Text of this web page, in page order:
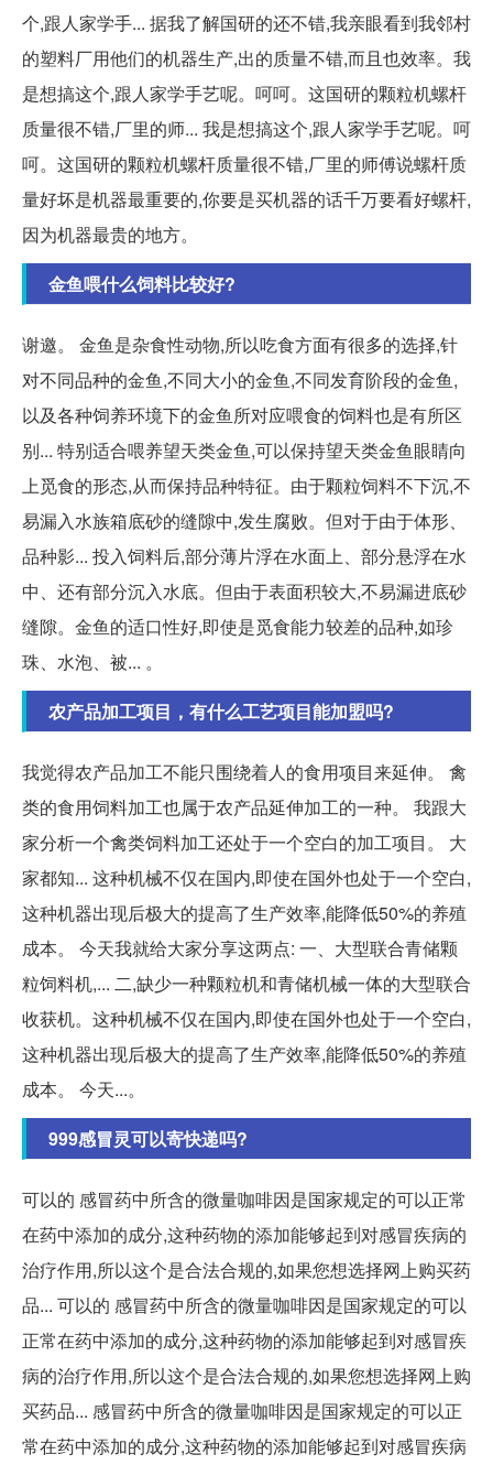
个,跟人家学手... 据我了解国研的还不错,我亲眼看到我邻村
的塑料厂用他们的机器生产,出的质量不错,而且也效率。我
是想搞这个,跟人家学手艺呢。呵呵。这国研的颗粒机螺杆
质量很不错,厂里的师... 我是想搞这个,跟人家学手艺呢。呵
呵。这国研的颗粒机螺杆质量很不错,厂里的师傅说螺杆质
量好坏是机器最重要的,你要是买机器的话千万要看好螺杆,
因为机器最贵的地方。
金鱼喂什么饲料比较好?
谢邀。 金鱼是杂食性动物,所以吃食方面有很多的选择,针
对不同品种的金鱼,不同大小的金鱼,不同发育阶段的金鱼,
以及各种饲养环境下的金鱼所对应喂食的饲料也是有所区
别... 特别适合喂养望天类金鱼,可以保持望天类金鱼眼睛向
上觅食的形态,从而保持品种特征。由于颗粒饲料不下沉,不
易漏入水族箱底砂的缝隙中,发生腐败。但对于由于体形、
品种影... 投入饲料后,部分薄片浮在水面上、部分悬浮在水
中、还有部分沉入水底。但由于表面积较大,不易漏进底砂
缝隙。金鱼的适口性好,即使是觅食能力较差的品种,如珍
珠、水泡、被... 。
农产品加工项目，有什么工艺项目能加盟吗?
我觉得农产品加工不能只围绕着人的食用项目来延伸。 禽
类的食用饲料加工也属于农产品延伸加工的一种。 我跟大
家分析一个禽类饲料加工还处于一个空白的加工项目。 大
家都知... 这种机械不仅在国内,即使在国外也处于一个空白,
这种机器出现后极大的提高了生产效率,能降低50%的养殖
成本。 今天我就给大家分享这两点: 一、大型联合青储颗
粒饲料机,... 二,缺少一种颗粒机和青储机械一体的大型联合
收获机。这种机械不仅在国内,即使在国外也处于一个空白,
这种机器出现后极大的提高了生产效率,能降低50%的养殖
成本。 今天...。
999感冒灵可以寄快递吗?
可以的 感冒药中所含的微量咖啡因是国家规定的可以正常
在药中添加的成分,这种药物的添加能够起到对感冒疾病的
治疗作用,所以这个是合法合规的,如果您想选择网上购买药
品... 可以的 感冒药中所含的微量咖啡因是国家规定的可以
正常在药中添加的成分,这种药物的添加能够起到对感冒疾
病的治疗作用,所以这个是合法合规的,如果您想选择网上购
买药品... 感冒药中所含的微量咖啡因是国家规定的可以正
常在药中添加的成分,这种药物的添加能够起到对感冒疾病